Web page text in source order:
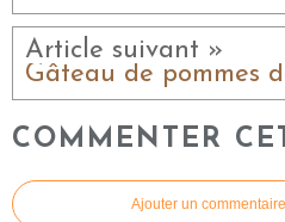
Article suivant »
COMMENTER
Ajouter un commentaire